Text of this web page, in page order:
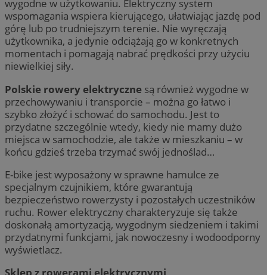
wygodne w użytkowaniu. Elektryczny system
wspomagania wspiera kierującego, ułatwiając jazdę pod
górę lub po trudniejszym terenie. Nie wyręczają
użytkownika, a jedynie odciążają go w konkretnych
momentach i pomagają nabrać prędkości przy użyciu
niewielkiej siły.
Polskie rowery elektryczne są również wygodne w
przechowywaniu i transporcie – można go łatwo i
szybko złożyć i schować do samochodu. Jest to
przydatne szczególnie wtedy, kiedy nie mamy dużo
miejsca w samochodzie, ale także w mieszkaniu – w
końcu gdzieś trzeba trzymać swój jednoślad…
E-bike jest wyposażony w sprawne hamulce ze
specjalnym czujnikiem, które gwarantują
bezpieczeństwo rowerzysty i pozostałych uczestników
ruchu. Rower elektryczny charakteryzuje się także
doskonałą amortyzacją, wygodnym siedzeniem i takimi
przydatnymi funkcjami, jak nowoczesny i wodoodporny
wyświetlacz.
Sklep z rowerami elektrycznymi